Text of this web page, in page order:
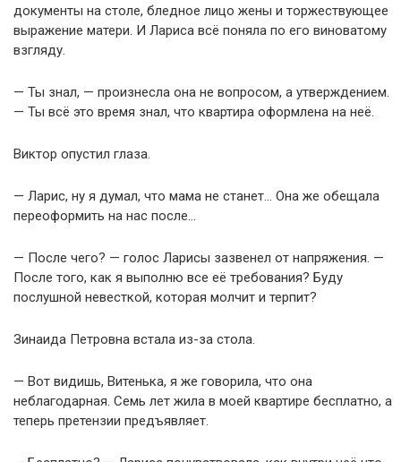
документы на столе, бледное лицо жены и торжествующее
выражение матери. И Лариса всё поняла по его виноватому
взгляду.
— Ты знал, — произнесла она не вопросом, а утверждением.
— Ты всё это время знал, что квартира оформлена на неё.
Виктор опустил глаза.
— Ларис, ну я думал, что мама не станет… Она же обещала
переоформить на нас после…
— После чего? — голос Ларисы зазвенел от напряжения. —
После того, как я выполню все её требования? Буду
послушной невесткой, которая молчит и терпит?
Зинаида Петровна встала из-за стола.
— Вот видишь, Витенька, я же говорила, что она
неблагодарная. Семь лет жила в моей квартире бесплатно, а
теперь претензии предъявляет.